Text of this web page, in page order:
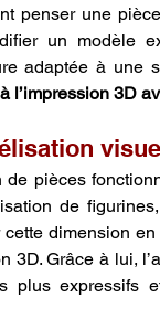
penser une
un modèle
adaptée à une
l’impression 3D
de pièces
de
dimension
Grâce à lui,
plus expressifs